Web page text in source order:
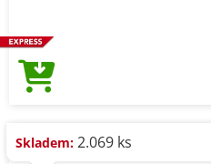
Skladem: 2.069 ks